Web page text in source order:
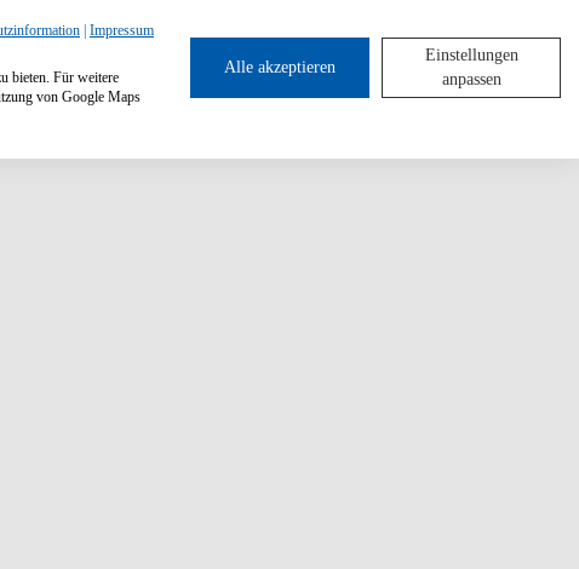
Impressum
bieten. Für weitere
von Google Maps
Alle akzeptieren
Einstellungen
anpassen